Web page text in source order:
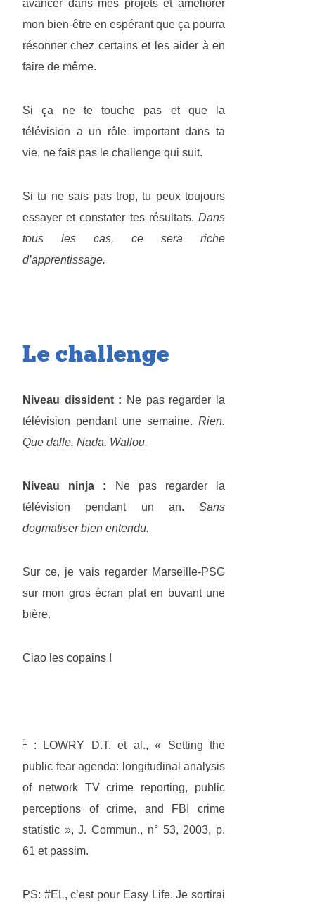
avancer dans mes projets et améliorer
mon bien-être en espérant que ça pourra
résonner chez certains et les aider à en
faire de même.
Si ça ne te touche pas et que la
télévision a un rôle important dans ta
vie, ne fais pas le challenge qui suit.
Si tu ne sais pas trop, tu peux toujours
essayer et constater tes résultats. Dans
tous les cas, ce sera riche
d’apprentissage.
Le challenge
Niveau dissident : Ne pas regarder la
télévision pendant une semaine. Rien.
Que dalle. Nada. Wallou.
Niveau ninja : Ne pas regarder la
télévision pendant un an. Sans
dogmatiser bien entendu.
Sur ce, je vais regarder Marseille-PSG
sur mon gros écran plat en buvant une
bière.
Ciao les copains !
1
: LOWRY D.T. et al., « Setting the
public fear agenda: longitudinal analysis
of network TV crime reporting, public
perceptions of crime, and FBI crime
statistic », J. Commun., n° 53, 2003, p.
61 et passim.
PS: #EL, c’est pour Easy Life. Je sortirai